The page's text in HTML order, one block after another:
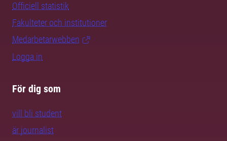
Officiell statistik
Fakulteter och institutioner
Medarbetarwebben
Logga in
För dig som
vill bli student
är journalist